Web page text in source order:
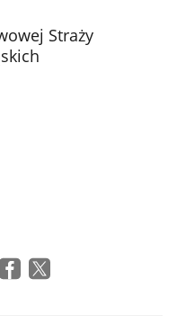
Straży